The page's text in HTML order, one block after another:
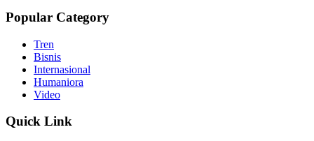
Popular Category
Tren
Bisnis
Internasional
Humaniora
Video
Quick Link